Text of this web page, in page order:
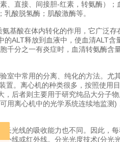
直接、间接胆-红素，转氨酶）；
酸脱氢酶；肌酸激酶等。
基酸在体内转化的作用，它广泛
ALT释放到血液中，使血清ALT含
分之一有炎症时，血清转氨酶含
室中常用的分离、纯化的方法。尤
。离心机的种类很多，按照使用
后者则主要用于研究纯品大分子
用离心机中的光学系统连续地监测
光线的吸收能力也不同。因此，
线或红外线。分光光度技术(分光